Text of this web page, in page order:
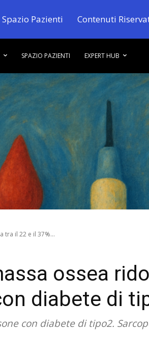
Spazio Pazienti Contenuti
SPAZIO PAZIENTI EXPERT HUB
tra il 22 e il 37%...
ossea
diabete di
con diabete di tipo2.